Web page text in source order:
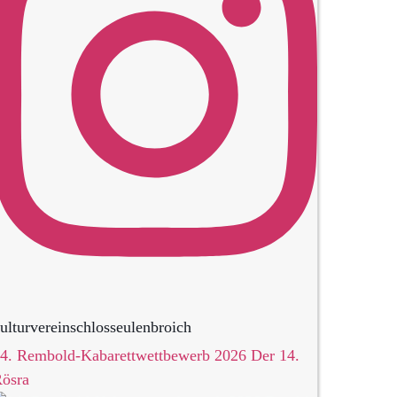
Rembold-Kabarettwettbewerb 2026 Der 14.